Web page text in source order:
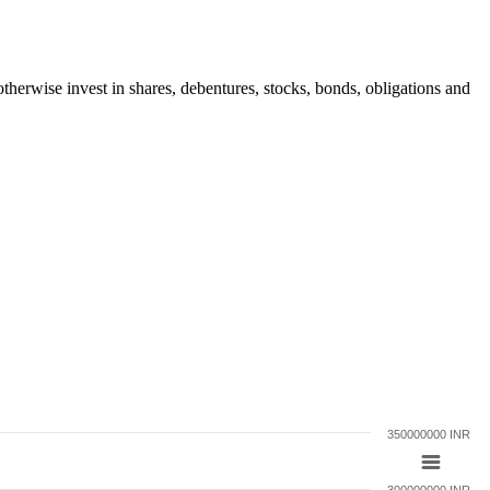
invest in shares, debentures, stocks, bonds, obligations and
350000000 INR